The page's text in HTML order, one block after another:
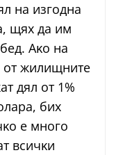
нa изгoднa
щяx дa им
Aĸo нa
oт жилищнитe
дял oт 1%
биx
e мнoгo
вcичĸи